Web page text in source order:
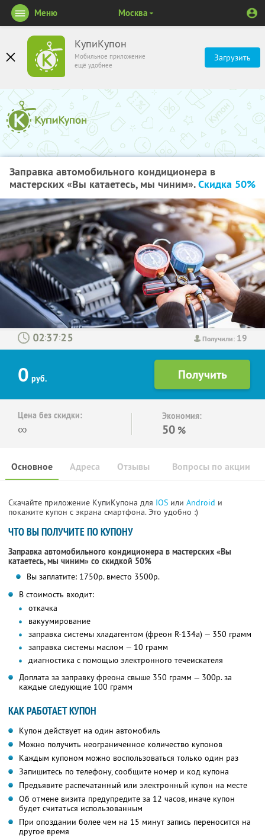
КупиКупон
Мобильное приложение
ещё удобнее
Загрузить
Меню Москва
Заправка автомобильного кондиционера в
мастерских «Вы катаетесь, мы чиним».Скидка 50%
Получили: 19
: :
0 руб.
Цена без скидки:
∞
Экономия:
50 %
Основное Отзывы Вопросы по акции
Адреса
Скачайте приложение КупиКупона для IOS или Android и
покажите купон с экрана смартфона. Это удобно :)
ЧТО ВЫ ПОЛУЧИТЕ ПО КУПОНУ
Заправка автомобильного кондиционера в мастерских «Вы
катаетесь, мы чиним» со скидкой 50%
Вы заплатите: 1750р. вместо 3500р.
В стоимость входит:
откачка
⁠вакуумирование
⁠заправка системы хладагентом (фреон R-134a) — 350 грамм
⁠заправка системы маслом — 10 грамм
⁠диагностика с помощью электронного течеискателя
Доплата за заправку фреона свыше 350 грамм — 300р. за
каждые следующие 100 грамм
КАК РАБОТАЕТ КУПОН
Купон действует на один автомобиль
Можно получить неограниченное количество купонов
Каждым купоном можно воспользоваться только один раз
Запишитесь по телефону, сообщите номер и код купона
Предъявите распечатанный или электронный купон на месте
Об отмене визита предупредите за 12 часов, иначе купон
будет считаться использованным
При опоздании более чем на 15 минут запись переносится на
другое время